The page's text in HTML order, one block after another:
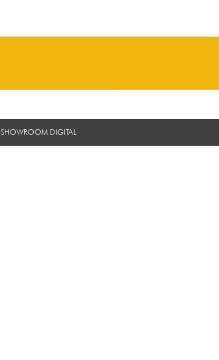
SHOWROOM DIGITAL